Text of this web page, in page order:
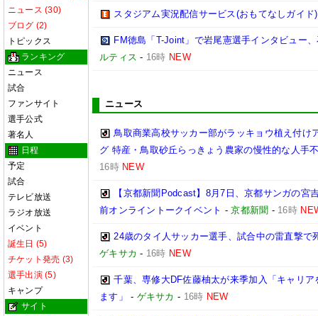
ニュース (30)
ブログ (2)
トピックス
ランキング
ニュース
試合
ファンサイト
選手公式
著名人
日程
予定
試合
テレビ放送
ラジオ放送
イベント
誕生日 (5)
チケット発売 (3)
選手出演 (5)
キャンプ
サイト
スタジアム実況配信サービス(おもてなしガイド)
FM徳島「T-Joint」で岩尾憲選手インタビュー
ルティス - 16時 NEW
ニュース
鳥取商業高校サッカー部がラッキョウ植え付
グ 特産・鳥取砂丘らっきょう農家の慢性的な人手
16時 NEW
【京都新聞Podcast】8月7日、京都サンガの
前オンライントークイベント -京都新聞 - 16時
24歳のタイ人サッカー選手、試合中の雷直撃
ゲキサカ - 16時 NEW
千葉、専修大DF佐藤柚太が来季加入「キャリ
ます」
- ゲキサカ - 16時 NEW